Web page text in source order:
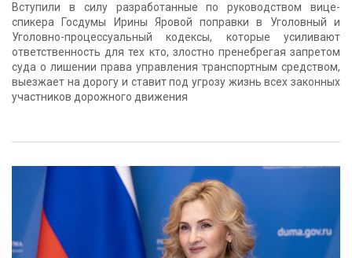
Вступили в силу разработанные по руководством вице-
спикера Госдумы Ирины Яровой поправки в Уголовный и
Уголовно-процессуальный кодексы, которые усиливают
ответственность для тех кто, злостно пренебрегая запретом
суда о лишении права управления транспортным средством,
выезжает на дорогу и ставит под угрозу жизнь всех законных
участников дорожного движения